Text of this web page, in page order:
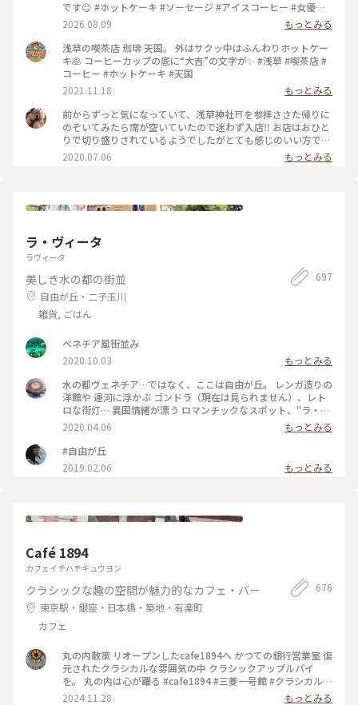
です😊 #ホットケーキ #ソーセージ #アイスコーヒー #女優め
し
2026.08.09
もっとみる
浅草の喫茶店 珈琲 天国。 外はサクッ中はふんわりホットケー
キ🥞 コーヒーカップの底に“大吉”の文字が✨ #浅草 #喫茶店 #
コーヒー #ホットケーキ #天国
2021.11.18
もっとみる
前からずっと気になっていて、浅草神社⛩を参拝ささた帰りに
のぞいてみたら席が空いていたので迷わず入店‼️ お店はおひと
りで切り盛りされているようでしたがとても感じのいい方で、
ホットケーキ🥞は昔ながらの素朴なかんじがコーヒー☕️によく
合って美味しかった😆💕
2020.07.06 もっとみる
ラ・ヴィータ
ラヴィータ
美しき水の都の街並
自由が丘・二子玉川
雑貨, ごはん
697
ベネチア風街並み
2020.10.03
もっとみる
水の都ヴェネチア…ではなく、ここは自由が丘。 レンガ造りの
洋館や 運河に浮かぶ ゴンドラ（現在は見られません）、レト
ロな街灯… 異国情緒が漂う ロマンチックなスポット、"ラ・ヴ
ィータ" 夕暮れ時は、ライトアップがきれい☺️♡ 写真を撮るの
が楽しみな スポットでもあります。 近場ながら、今回 初めて
スマホでパシャリ😆 以前は、お気に入りの テニスショップが
ありましたが、店舗は 何代か変わり…今は、革製品のお店や
インテリア雑貨のお店などが 入っています。 #わたしの散歩道
2020.04.06
もっとみる
#自由が丘
2019.02.06
もっとみる
Café 1894
カフェイチハチキュウヨン
クラシックな趣の空間が魅力的なカフェ・バー
東京駅・銀座・日本橋・築地・有楽町
カフェ
676
丸の内散策 リオープンしたcafe1894へ かつての銀行営業室 復
元されたクラシカルな雰囲気の中 クラシックアップルパイ
を。 丸の内は心が躍る #cafe1894 #三菱一号館 #クラシカルな
街 #丸の内
2024.11.28
もっとみる